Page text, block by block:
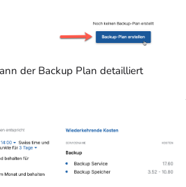
der Backup Plan detailliert